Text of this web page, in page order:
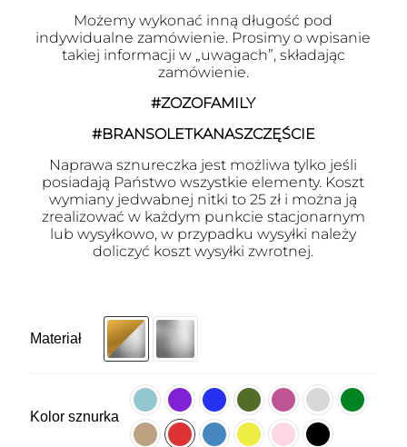
Możemy wykonać inną długość pod
indywidualne zamówienie. Prosimy o wpisanie
takiej informacji w „uwagach”, składając
zamówienie.
#ZOZOFAMILY
#BRANSOLETKANASZCZĘŚCIE
Naprawa sznureczka jest możliwa tylko jeśli
posiadają Państwo wszystkie elementy. Koszt
wymiany jedwabnej nitki to 25 zł i można ją
zrealizować w każdym punkcie stacjonarnym
lub wysyłkowo, w przypadku wysyłki należy
doliczyć koszt wysyłki zwrotnej.
Materiał
Kolor sznurka